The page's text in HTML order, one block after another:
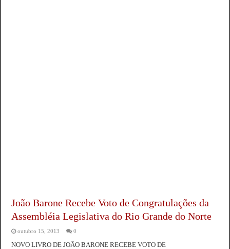
João Barone Recebe Voto de Congratulações da
Assembléia Legislativa do Rio Grande do Norte
outubro 15, 2013 0
NOVO LIVRO DE JOÃO BARONE RECEBE VOTO DE